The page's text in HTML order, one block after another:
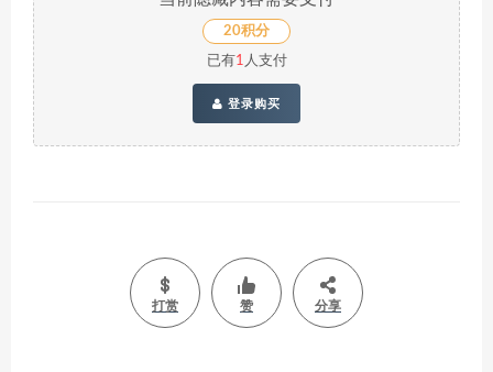
20积分
已有1 人支付
登录购买
打赏 赞 分享